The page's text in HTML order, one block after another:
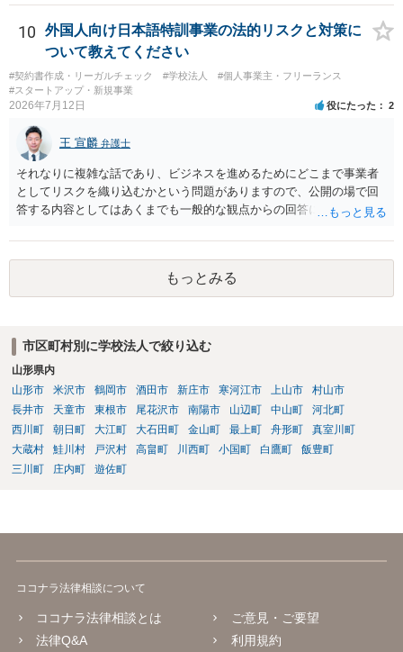
10
外国人向け日本語特訓事業の法的リスクと対策に
ついて教えてください
#契約書作成・リーガルチェック #学校法人
#個人事業主・フリーランス
#スタートアップ・新規事業
2026年7月12日 役にたった 2
王 宣麟 弁護士
それなりに複雑な話であり、ビジネスを進めるためにどこまで事業者
としてリスクを織り込むかという問題がありますので、公開の場で回
答する内容としてはあくまでも一般的な観点からの回答になります
授業・言語コーチング」と明確に位置付け、サーフィンや農業体験、
工場見学等のアクティビティは、旅行商品ではなく授業に付随した無
償の交流・学習機会として整理すること。 ・宿泊・交通・レンタカー
等の契約主体および支払は常にクライアント本人と事業者の間で完結
ないこと。 ・利用規約・免責条項では、①講師は旅行業者ではなく運
送・宿泊等のサービス提供者とは独立した立場であること、②参加者
の移動・アクティビティ参加は自己の判断と責任によること、③講師
の故意・重大な過失を除く範囲で事故等についての責任を限定するこ
とを明示すること。 この辺りは意識して書類等を作成された方がよろ
しいかと思います。 公開の場で個別具体的な内容に従って回答するの
にも限界がありますので、資料などを持参の上、弁護士の相談される
ことをお勧めします。
もっとみる
市区町村別に学校法人で絞り込む
山形県内
山形市
米沢市 鶴岡市 酒田市 新庄市 寒河江市 上山市
村山市
長井市
天童市 東根市 尾花沢市 南陽市 山辺町 中山町
河北町
西川町
朝日町 大江町 大石田町 金山町 最上町 舟形町
真室川町
大蔵村
鮭川村 戸沢村 高畠町 川西町 小国町 白鷹町
飯豊町
三川町
庄内町 遊佐町
ココナラ法律相談について
ココナラ法律相談とは
法律Q&A
ご意見・ご要望
利用規約